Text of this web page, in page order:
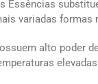
Essências
variadas formas
alto poder